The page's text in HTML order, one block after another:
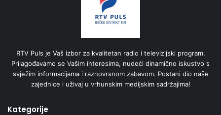
RTV Puls je Vaš izbor za kvalitetan radio i televizijski program.
Prilagođavamo se Vašim interesima, nudeći dinamično iskustvo s
svježim informacijama i raznovrsnom zabavom. Postani dio naše
zajednice i uživaj u vrhunskim medijskim sadržajima!
Kategorije